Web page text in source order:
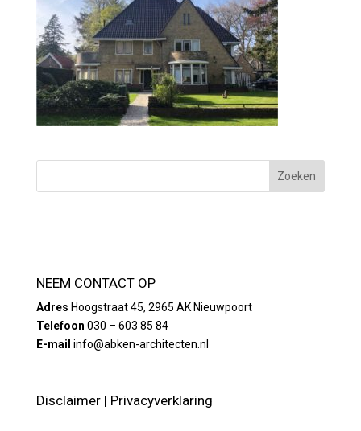
NEEM CONTACT OP
Adres Hoogstraat 45, 2965 AK Nieuwpoort
Telefoon 030 – 603 85 84
E-mail info@abken-architecten.nl
Disclaimer| Privacyverklaring